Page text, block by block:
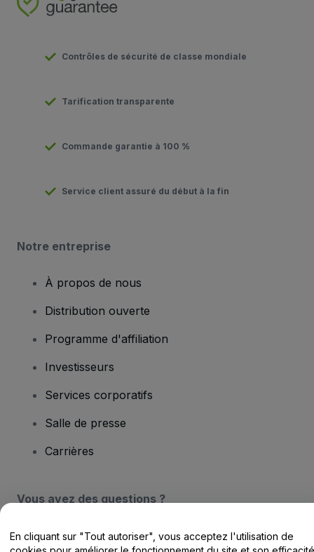
Contrôles de sécurité de classe mondiale
Tarification transparente
Commande garantie à 100 %
Service client assuré du début à la fin
Notre entreprise
À propos de nous
Distribution ouverte
Programme d'affiliation
Investisseurs
Services corporatifs
Salle de presse
Carrières
Vous avez des questions ?
Centre d'assistance / Nous contacter
En cliquant sur "Tout autoriser", vous acceptez l'utilisation de